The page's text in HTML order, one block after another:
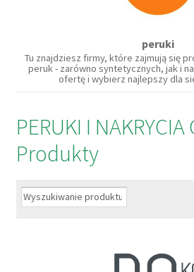
peruki
Tu znajdziesz firmy, które zajmują się
peruk - zarówno syntetycznych, jak i
ofertę i wybierz najlepszy dla
PERUKI I NAKRYCIA
Produkty